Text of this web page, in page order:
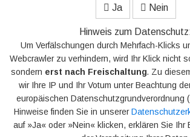
Ja Nein
Hinweis zum
Um Verfälschungen durch Mehrfach-Klicks
Webcrawler zu verhindern, wird Ihr Klick nicht
sondern erst nach Freischaltung. Zu
wir Ihre IP und Ihr Votum unter Beachtung
europäischen Datenschutzgrundverordnung
Hinweise finden Sie in unserer
auf »Ja« oder »Nein« klicken, erklären Sie Ihr